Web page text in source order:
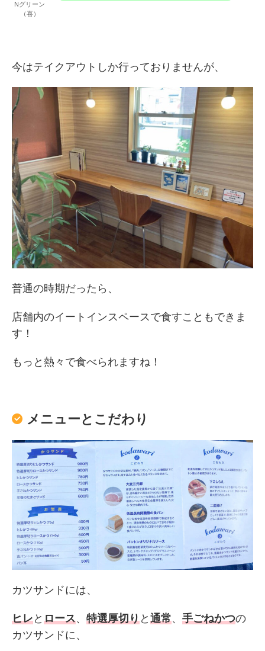
Nグリーン
（喜）
今はテイクアウトしか行っておりませんが、
普通の時期だったら、
店舗内のイートインスペースで食すこともできま
す！
もっと熱々で食べられますね！
メニューとこだわり
カツサンドには、
ヒレと ロース、 特選厚切りと 通常、 手ごねかつの
カツサンドに、